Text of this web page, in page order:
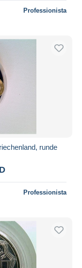
Professionista
runde
Professionista